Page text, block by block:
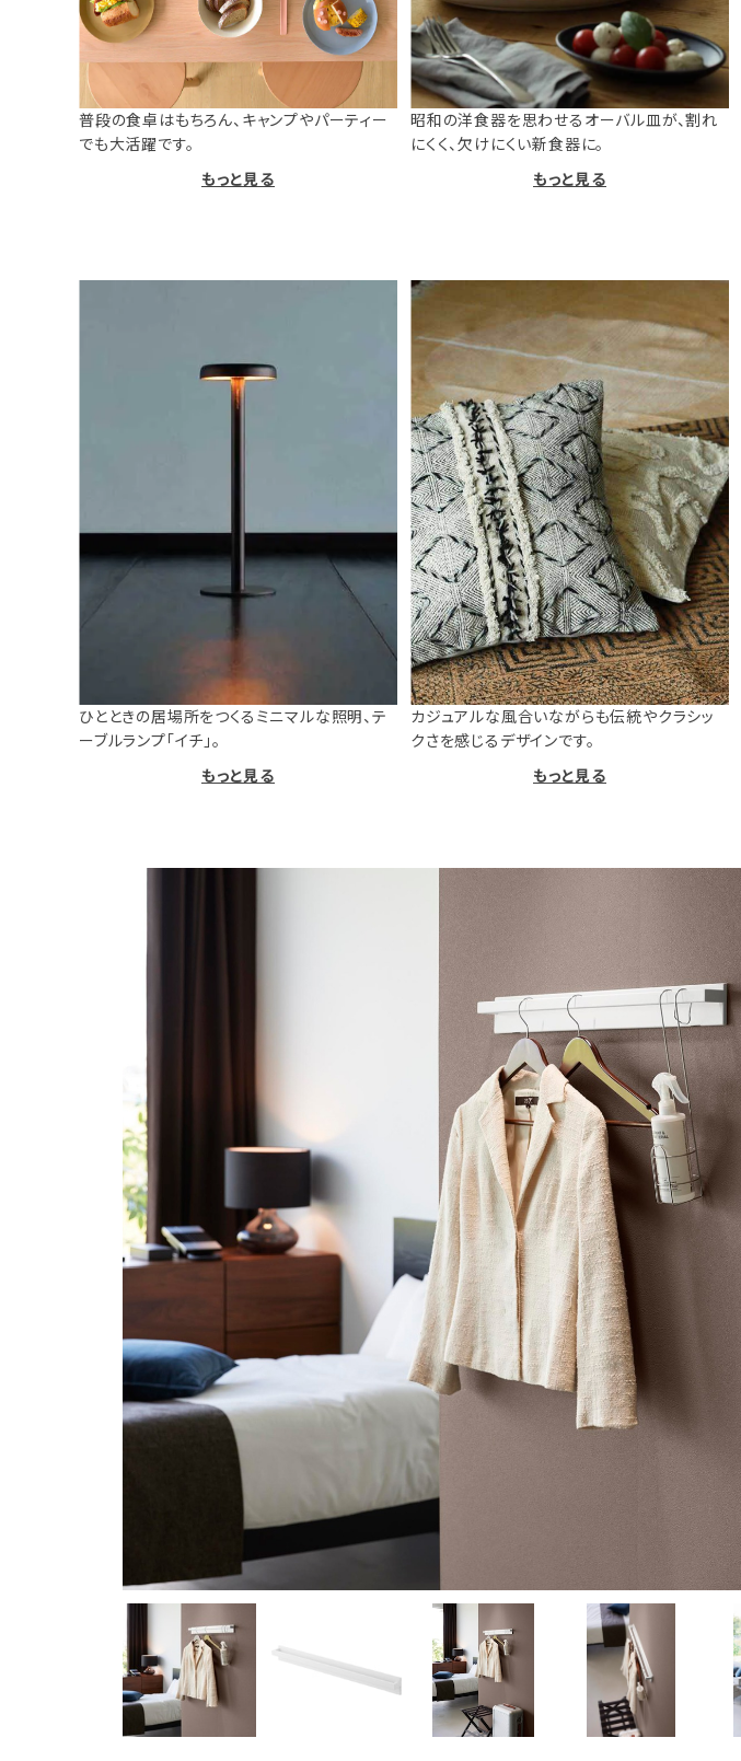
普段の食卓はもちろん、キャンプやパーティー
でも大活躍です。
もっと見る
昭和の洋食器を思わせるオーバル皿が、割れ
にくく、欠けにくい新食器に。
もっと見る
ひとときの居場所をつくるミニマルな照明、テ
ーブルランプ「イチ」。
もっと見る
カジュアルな風合いながらも伝統やクラシッ
クさを感じるデザインです。
もっと見る